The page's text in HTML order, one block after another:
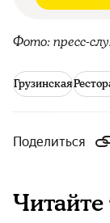
Фото: пресс-
Грузинская
Поделиться